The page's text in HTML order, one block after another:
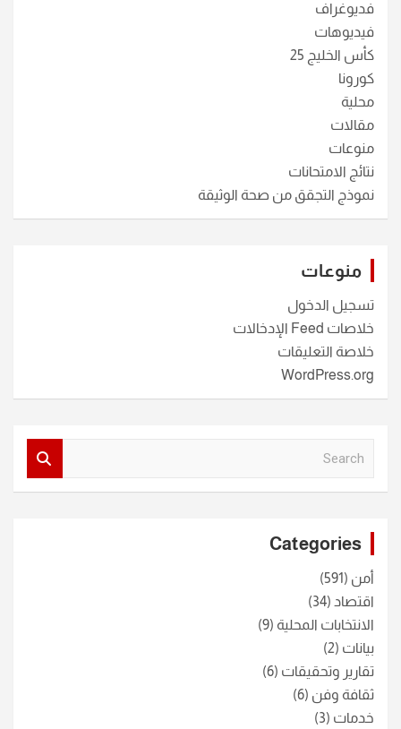
فديوغراف
فيديوهات
كأس الخليج 25
كورونا
محلية
مقالات
منوعات
نتائج الامتحانات
نموذج التجقق من صحة الوثيقة
منوعات
تسجيل الدخول
خلاصات Feed الإدخالات
خلاصة التعليقات
WordPress.org
Categories
أمن (591)
اقتصاد (34)
الانتخابات المحلية (9)
بيانات (2)
تقارير وتحقيقات (6)
ثقافة وفن (6)
خدمات (3)